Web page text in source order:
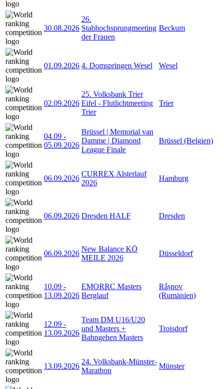
30.08.2026
26.
Stabhochsprungmeeting
der Frauen
Beckum
01.09.2026 4. Domspringen Wesel Wesel
02.09.2026
25. Volksbank Trier
Eifel - Flutlichtmeeting
Trier
Trier
04.09 -
05.09.2026
Brüssel | Memorial van
Damme | Diamond
League Finale
Brüssel (Belgien)
06.09.2026
CURREX Alsterlauf
2026
Hamburg
06.09.2026 Dresden HALF Dresden
06.09.2026
New Balance KÖ
MEILE 2026
Düsseldorf
10.09 -
13.09.2026
EMORRC Masters
Berglauf
Râșnov
(Rumänien)
12.09 -
13.09.2026
Team DM U16/U20
und Masters +
Bahngehen Masters
Troisdorf
13.09.2026
24. Volksbank-Münster-
Marathon
Münster